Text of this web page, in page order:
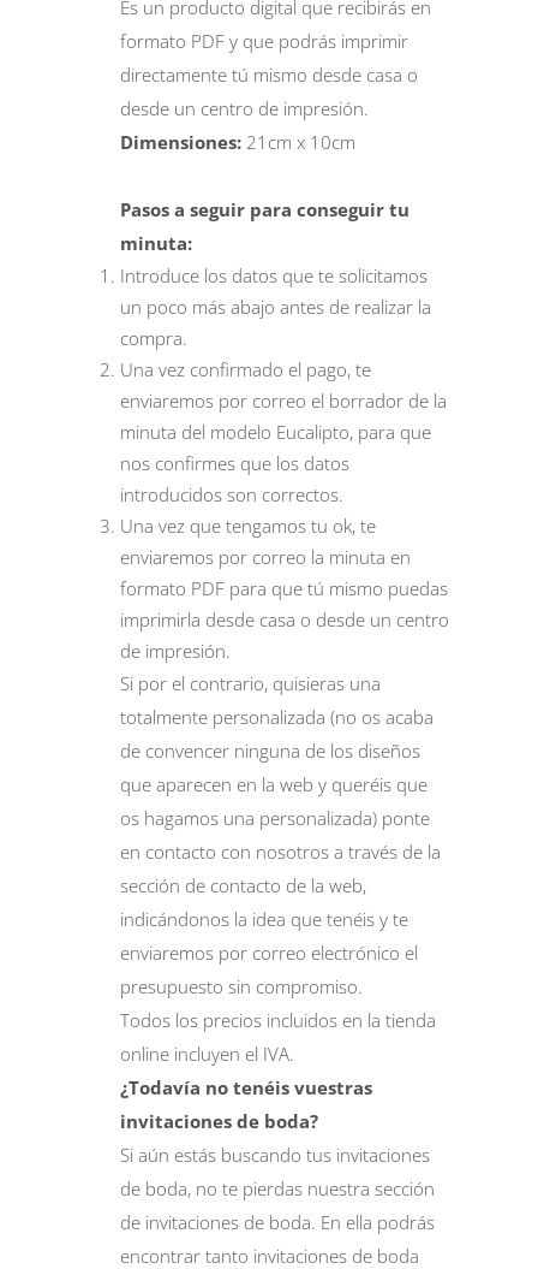
Es un producto digital que recibirás en
formato PDF y que podrás imprimir
directamente tú mismo desde casa o
desde un centro de impresión.
Dimensiones: 21cm x 10cm
Pasos a seguir para conseguir tu
minuta:
Introduce los datos que te solicitamos
un poco más abajo antes de realizar la
compra.
Una vez confirmado el pago, te
enviaremos por correo el borrador de la
minuta del modelo Eucalipto, para que
nos confirmes que los datos
introducidos son correctos.
Una vez que tengamos tu ok, te
enviaremos por correo la minuta en
formato PDF para que tú mismo puedas
imprimirla desde casa o desde un centro
de impresión.
Si por el contrario, quisieras una
totalmente personalizada (no os acaba
de convencer ninguna de los diseños
que aparecen en la web y queréis que
os hagamos una personalizada) ponte
en contacto con nosotros a través de la
sección de contacto de la web,
indicándonos la idea que tenéis y te
enviaremos por correo electrónico el
presupuesto sin compromiso.
Todos los precios incluidos en la tienda
online incluyen el IVA.
¿Todavía no tenéis vuestras
invitaciones de boda?
Si aún estás buscando tus invitaciones
de boda, no te pierdas nuestra sección
de invitaciones de boda. En ella podrás
encontrar tanto invitaciones de boda